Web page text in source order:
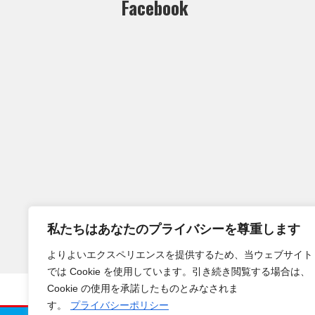
私たちはあなたのプライバシーを尊重します
よりよいエクスペリエンスを提供するため、当ウェブサイト
では Cookie を使用しています。引き続き閲覧する場合は、
Cookie の使用を承諾したものとみなされま
す。
プライバシーポリシー
Facebook
HOME